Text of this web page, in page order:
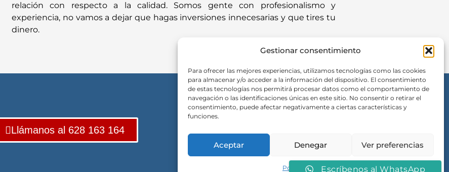
Gestionar consentimiento
Para ofrecer las mejores experiencias, utilizamos tecnologías como las cookies
para almacenar y/o acceder a la información del dispositivo. El consentimiento
de estas tecnologías nos permitirá procesar datos como el comportamiento de
navegación o las identificaciones únicas en este sitio. No consentir o retirar el
consentimiento, puede afectar negativamente a ciertas características y
funciones.
Aceptar Denegar Ver preferencias
Política de cookies
relación con respecto a la calidad. Somos gente con profesionalismo y
experiencia, no vamos a dejar que hagas inversiones innecesarias y que tires tu
dinero.
Llámanos al 628 163 164
CONDICIONES LEGALES
Mapa del Sitio
Escríbenos al WhatsApp